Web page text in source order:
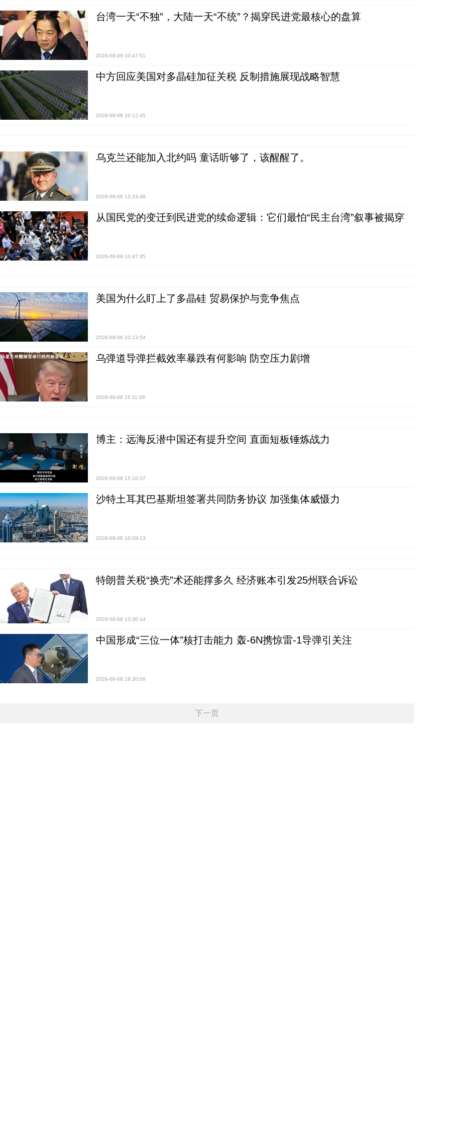
台湾一天“不独”，大陆一天“不统”？揭穿民进党最核心的盘算
2026-08-08 10:47:51
中方回应美国对多晶硅加征关税 反制措施展现战略智慧
2026-08-08 10:12:45
乌克兰还能加入北约吗 童话听够了，该醒醒了。
2026-08-08 13:24:48
从国民党的变迁到民进党的续命逻辑：它们最怕“民主台湾”叙事被揭穿
2026-08-08 10:47:35
美国为什么盯上了多晶硅 贸易保护与竞争焦点
2026-08-08 10:13:54
乌弹道导弹拦截效率暴跌有何影响 防空压力剧增
2026-08-08 15:11:08
博主：远海反潜中国还有提升空间 直面短板锤炼战力
2026-08-08 15:10:37
沙特土耳其巴基斯坦签署共同防务协议 加强集体威慑力
2026-08-08 10:09:13
特朗普关税“换壳”术还能撑多久 经济账本引发25州联合诉讼
2026-08-08 13:30:14
中国形成“三位一体”核打击能力 轰-6N携惊雷-1导弹引关注
2026-08-08 19:30:09
下一页